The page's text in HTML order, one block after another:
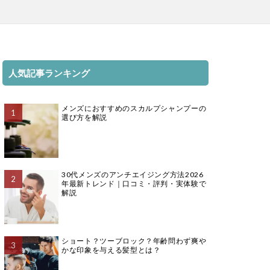
人気記事ランキング
メンズにおすすめのスカルプシャンプーの
選び方を解説
30代メンズのアンチエイジング方法2026
年最新トレンド｜口コミ・評判・実体験で
解説
ショート？ツーブロック？年齢問わず爽や
かな印象を与える髪型とは？